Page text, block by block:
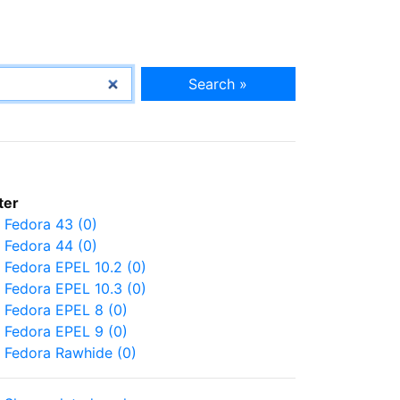
Search »
Fedora 43 (0)
Fedora 44 (0)
Fedora EPEL 10.2 (0)
Fedora EPEL 10.3 (0)
Fedora EPEL 8 (0)
Fedora EPEL 9 (0)
Fedora Rawhide (0)